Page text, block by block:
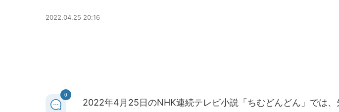
2022.04.25 20:16
0
2022年4月25日のNHK連続テレビ小説「ちむどんどん」では、